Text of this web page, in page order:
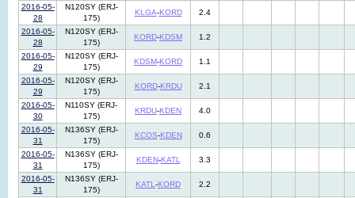
2016-05-
28
N120SY (ERJ-
175)
KLGA-KORD 2.4
2016-05-
28
N120SY (ERJ-
175)
KORD-KDSM 1.2
2016-05-
29
N120SY (ERJ-
175)
KDSM-KORD 1.1
2016-05-
29
N120SY (ERJ-
175)
KORD-KRDU 2.1
2016-05-
30
N110SY (ERJ-
175)
KRDU-KDEN 4.0
2016-05-
31
N136SY (ERJ-
175)
KCOS-KDEN 0.6
2016-05-
31
N136SY (ERJ-
175)
KDEN-KATL 3.3
2016-05-
31
N136SY (ERJ-
175)
KATL -KORD 2.2